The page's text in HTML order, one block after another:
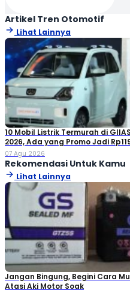
Artikel Tren Otomotif
Lihat Lainnya
10 Mobil Listrik Termurah di GIIAS
2026, Ada yang Promo Jadi
Jutaan!
07 Agu 2026
Rekomendasi Untuk Kamu
Lihat Lainnya
Jangan Bingung, Begini Cara
Atasi Aki Motor Soak